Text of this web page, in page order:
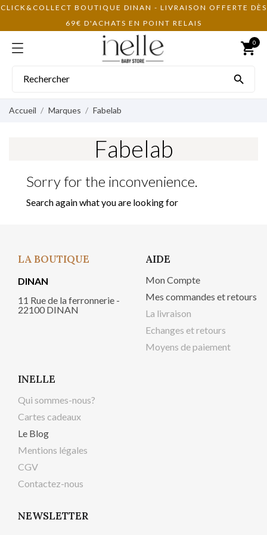
CLICK&COLLECT BOUTIQUE DINAN - LIVRAISON OFFERTE DÈS
69€ D'ACHATS EN POINT RELAIS
shopping_cart
0

Accueil Marques Fabelab
Fabelab
Sorry for the inconvenience.
Search again what you are looking for
LA BOUTIQUE
DINAN
11 Rue de la ferronnerie -
22100 DINAN
AIDE
Mon Compte
Mes commandes et retours
La livraison
Echanges et retours
Moyens de paiement
INELLE
Qui sommes-nous?
Cartes cadeaux
Le Blog
Mentions légales
CGV
Contactez-nous
NEWSLETTER